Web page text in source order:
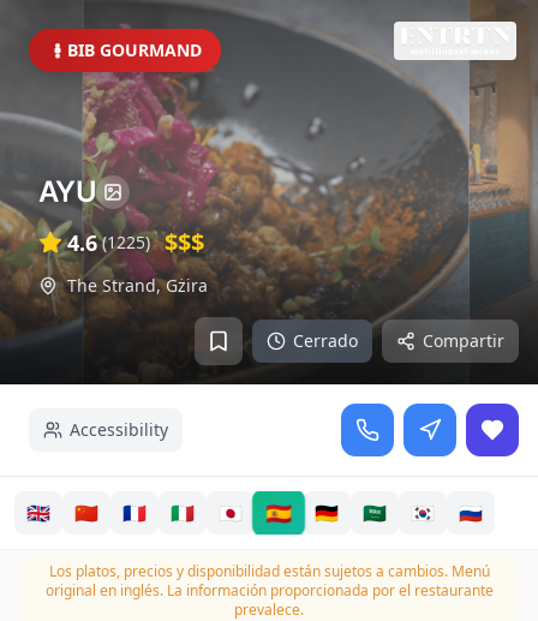
BIB GOURMAND
Cerrado Compartir
AYU
4.6 (1225) $$$
The Strand,Gżira
Accessibility
🇬🇧 🇨🇳 🇫🇷 🇮🇹 🇯🇵 🇪🇸 🇩🇪 🇸🇦 🇰🇷 🇷🇺
Los platos, precios y disponibilidad están sujetos a cambios.Menú
original en inglés. La información proporcionada por el restaurante
prevalece.